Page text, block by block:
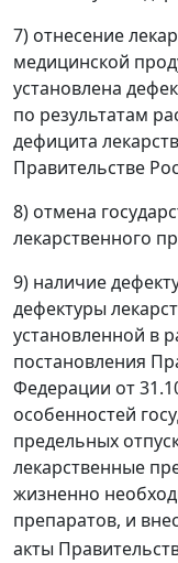
7) отнесение
медицинской
установлена
по результатам
дефицита
Правительстве
8) отмена
лекарственного
9) наличие
дефектуры
установленной в
постановления
Федерации от
особенностей
предельных
лекарственные
жизненно
препаратов, и
акты